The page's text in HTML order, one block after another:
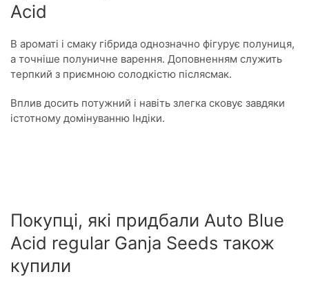
Acid
В ароматі і смаку гібрида однозначно фігурує полуниця,
а точніше полуничне варення. Доповненням служить
терпкий з приємною солодкістю післясмак.
Вплив досить потужний і навіть злегка сковує завдяки
істотному домінуванню Індіки.
Покупці, які придбали Auto Blue
Acid regular Ganja Seeds також
купили